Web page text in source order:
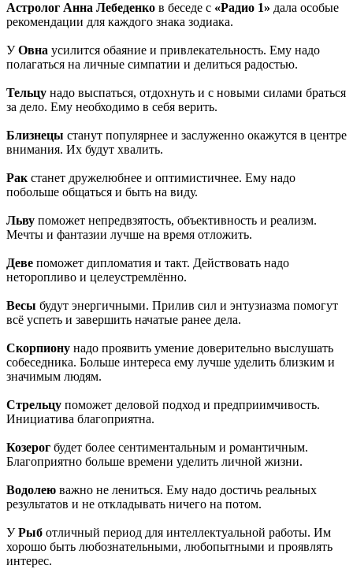
Астролог Анна Лебеденко в беседе с «Радио 1» дала особые
рекомендации для каждого знака зодиака.
УОвна усилится обаяние и привлекательность. Ему надо
полагаться на личные симпатии и делиться радостью.
Тельцу надо выспаться, отдохнуть и с новыми силами браться
за дело. Ему необходимо в себя верить.
Близнецы станут популярнее и заслуженно окажутся в центре
внимания. Их будут хвалить.
Ракстанет дружелюбнее и оптимистичнее. Ему надо
побольше общаться и быть на виду.
Льву поможет непредвзятость, объективность и реализм.
Мечты и фантазии лучше на время отложить.
Деве поможет дипломатия и такт. Действовать надо
неторопливо и целеустремлённо.
Весы будут энергичными. Прилив сил и энтузиазма помогут
всё успеть и завершить начатые ранее дела.
Скорпиону надо проявить умение доверительно выслушать
собеседника. Больше интереса ему лучше уделить близким и
значимым людям.
Стрельцу поможет деловой подход и предприимчивость.
Инициатива благоприятна.
Козерог будет более сентиментальным и романтичным.
Благоприятно больше времени уделить личной жизни.
Водолею важно не лениться. Ему надо достичь реальных
результатов и не откладывать ничего на потом.
УРыб отличный период для интеллектуальной работы. Им
хорошо быть любознательными, любопытными и проявлять
интерес.